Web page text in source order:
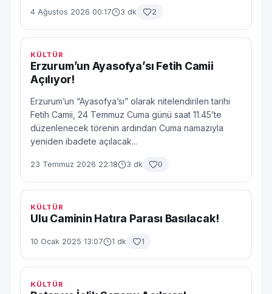
4 Ağustos 2026 00:17 3 dk 2
KÜLTÜR
Erzurum’un Ayasofya’sı Fetih Camii
Açılıyor!
Erzurum’un “Ayasofya’sı” olarak nitelendirilen tarihi
Fetih Camii, 24 Temmuz Cuma günü saat 11.45’te
düzenlenecek törenin ardından Cuma namazıyla
yeniden ibadete açılacak...
23 Temmuz 2026 22:18 3 dk 0
KÜLTÜR
Ulu Caminin Hatıra Parası Basılacak!
10 Ocak 2025 13:07 1 dk 1
KÜLTÜR